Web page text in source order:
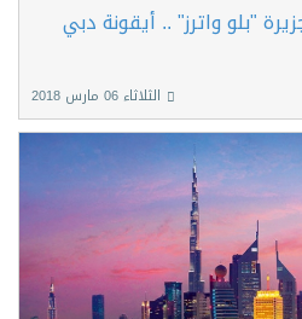
"بلو واترز" .. أيقونة دبي
الثلاثاء 06 مارس 2018